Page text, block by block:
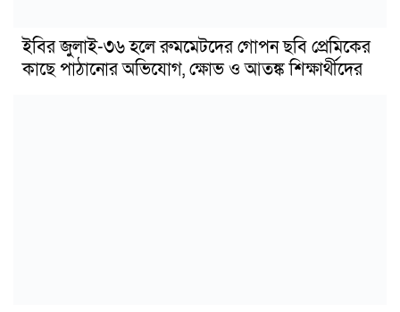
ইবির জুলাই-৩৬ হলে রুমমেটদের গোপন ছবি প্রেমিকের
কাছে পাঠানোর অভিযোগ, ক্ষোভ ও আতঙ্ক শিক্ষার্থীদের